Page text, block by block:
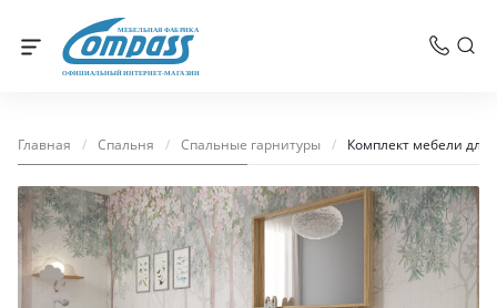
МЕБЕЛЬНАЯ ФАБРИКА
ОФИЦИАЛЬНЫЙ ИНТЕРНЕТ-МАГАЗИН
Главная / Спальня / Спальные гарнитуры / Комплект мебели для